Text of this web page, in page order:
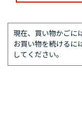
現在、買い物かごに
お買い物を続けるに
してください。